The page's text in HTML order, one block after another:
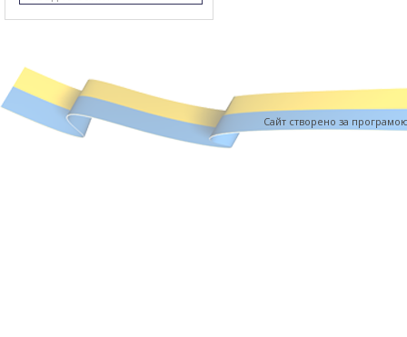
Cайт створено за